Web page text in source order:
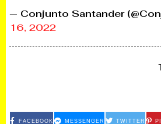
— Conjunto Santander
16, 2022
FACEBOOK MESSENGER TWITTER